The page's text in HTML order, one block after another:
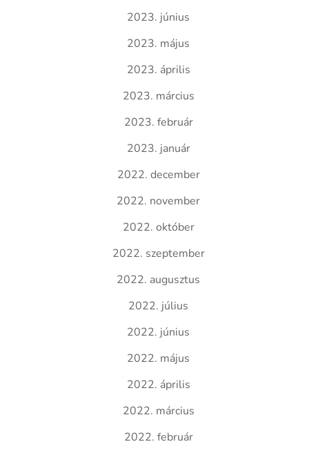
2023. június
2023. május
2023. április
2023. március
2023. február
2023. január
2022. december
2022. november
2022. október
2022. szeptember
2022. augusztus
2022. július
2022. június
2022. május
2022. április
2022. március
2022. február